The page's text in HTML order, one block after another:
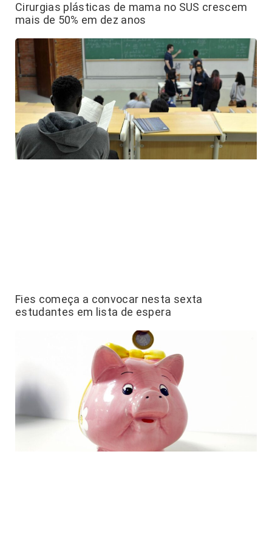
Cirurgias plásticas de mama no SUS crescem
mais de 50% em dez anos
Fies começa a convocar nesta sexta
estudantes em lista de espera